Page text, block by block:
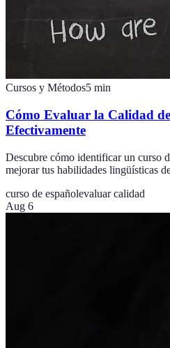
Cursos y Métodos5 min
Cómo Evaluar la Calidad
Efectivamente
Descubre cómo identificar un curso
mejorar tus habilidades lingüísticas
curso de españolevaluar calidad
Aug 6